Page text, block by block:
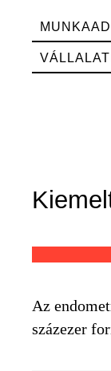
Az
százezer